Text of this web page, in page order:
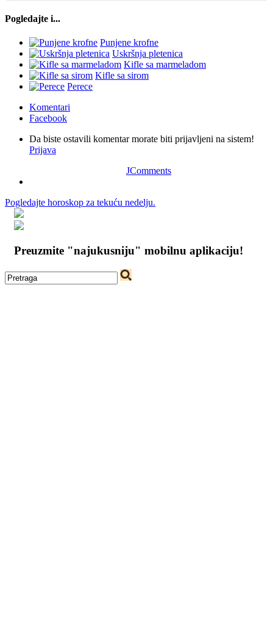
Pogledajte i...
Punjene krofne
Uskršnja pletenica
Kifle sa marmeladom
Kifle sa sirom
Perece
Komentari
Facebook
Da biste ostavili komentar morate biti prijavljeni na sistem!
Prijava
JComments
Pogledajte horoskop za tekuću nedelju.
Preuzmite "najukusniju" mobilnu aplikaciju!